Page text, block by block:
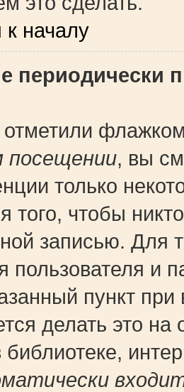
к началу
периодически
посещении, вы
только
того, чтобы
записью. Для
пользователя и
пункт
делать это